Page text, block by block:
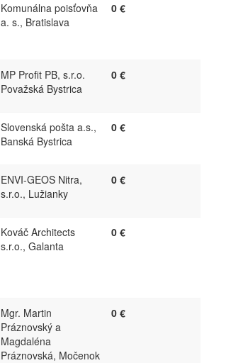
Komunálna poisťovňa
a. s., Bratislava
0 €
MP Profit PB, s.r.o.
Považská Bystrica
0 €
Slovenská pošta a.s.,
Banská Bystrica
0 €
ENVI-GEOS Nitra,
s.r.o., Lužianky
0 €
Kováč Architects
s.r.o., Galanta
0 €
Mgr. Martin
Práznovský a
Magdaléna
Práznovská, Močenok
0 €